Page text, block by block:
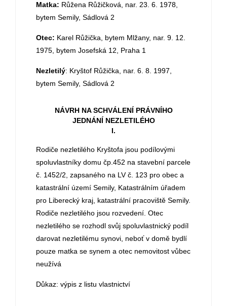
Matka: Růžena Růžičková, nar. 23. 6. 1978,
bytem Semily, Sádlová 2
Otec: Karel Růžička, bytem Mlžany, nar. 9. 12.
1975, bytem Josefská 12, Praha 1
Nezletilý: Kryštof Růžička, nar. 6. 8. 1997,
bytem Semily, Sádlová 2
NÁVRH NA SCHVÁLENÍ PRÁVNÍHO
JEDNÁNÍ NEZLETILÉHO
I.
Rodiče nezletilého Kryštofa jsou podílovými
spoluvlastníky domu čp.452 na stavební parcele
č. 1452/2, zapsaného na LV č. 123 pro obec a
katastrální území Semily, Katastrálním úřadem
pro Liberecký kraj, katastrální pracoviště Semily.
Rodiče nezletilého jsou rozvedení. Otec
nezletilého se rozhodl svůj spoluvlastnický podíl
darovat nezletilému synovi, neboť v domě bydlí
pouze matka se synem a otec nemovitost vůbec
neužívá
Důkaz: výpis z listu vlastnictví